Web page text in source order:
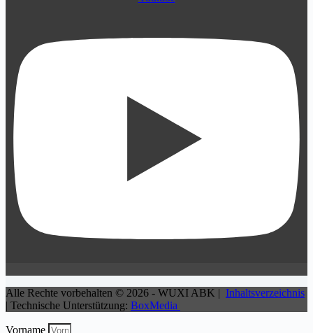
Alle Rechte vorbehalten © 2026 - WUXI ABK | Inhaltsverzeichnis
| Technische Unterstützung: BoxMedia
Vorname